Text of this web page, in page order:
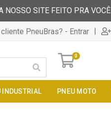
NOSSO SITE FEITO PRA VOCÊ
PneuBras? - Entrar |
0
INDUSTRIAL PNEU MOTO